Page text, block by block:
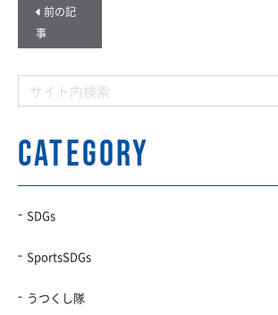
前の記
事
CATEGORY
SDGs
SportsSDGs
うつくし隊